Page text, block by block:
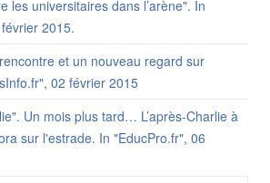
les universitaires dans l’arène". In
2015.
et un nouveau regard sur
02 février 2015
Un mois plus tard… L’après-Charlie à
sur l'estrade. In "EducPro.fr", 06